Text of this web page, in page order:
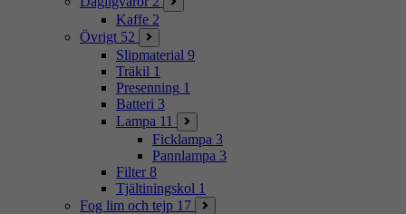
Kaffe 2
Övrigt 52
Slipmaterial 9
Träkil 1
Presenning 1
Batteri 3
Lampa 11
Ficklampa 3
Pannlampa 3
Filter 8
Tjältiningskol 1
Fog lim och tejp 17